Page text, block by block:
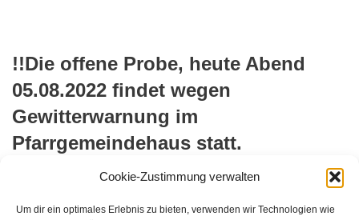
Cookie-Zustimmung verwalten
Um dir ein optimales Erlebnis zu bieten, verwenden wir Technologien wie
!!Die offene Probe, heute Abend
05.08.2022 findet wegen
Gewitterwarnung im
Pfarrgemeindehaus statt.
Wir freuen uns auf euern Besuch. Füt Getränke ist gesorgt.